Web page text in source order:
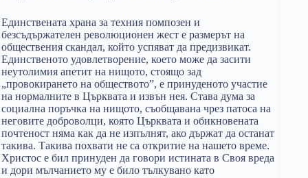
Единствената храна за техния помпозен и
безсъдържателен революционен жест е размерът на
обществения скандал, който успяват да предизвикат.
Единственото удовлетворение, което можe да засити
неутолимия апетит на нищото, стоящо зад
„провокирането на обществото”, е принуденото участие
на нормалните в Църквата и извън нея. Става дума за
социална поръчка на нищото, съобщавана чрез патоса на
неговите доброволци, която Църквата и обикновената
почтеност няма как да не изпълнят, ако държат да останат
такива. Такива похвати не са откритие на нашето време.
Христос е бил принуден да говори истината в Своя вреда
и дори мълчанието му е било тълкувано като